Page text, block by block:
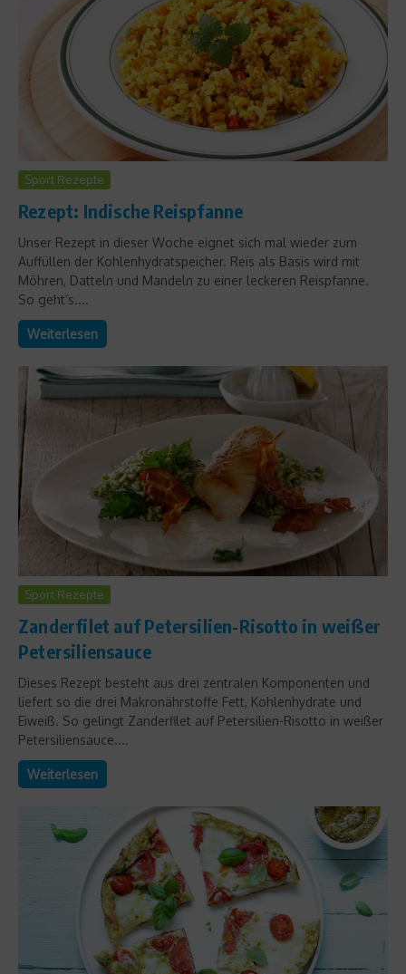
Sport Rezepte
Rezept: Indische Reispfanne
Unser Rezept in dieser Woche eignet sich mal wieder zum
Auffüllen der Kohlenhydratspeicher. Reis als Basis wird mit
Möhren, Datteln und Mandeln zu einer leckeren Reispfanne.
So geht’s....
Weiterlesen
Sport Rezepte
Zanderfilet auf Petersilien-Risotto in weißer
Petersiliensauce
Dieses Rezept besteht aus drei zentralen Komponenten und
liefert so die drei Makronährstoffe Fett, Kohlenhydrate und
Eiweiß. So gelingt Zanderfilet auf Petersilien-Risotto in weißer
Petersiliensauce....
Weiterlesen